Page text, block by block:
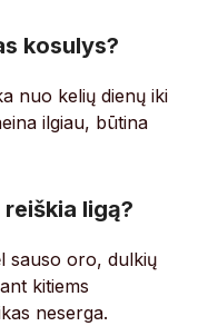
kosulys?
nuo kelių dienų iki
ilgiau, būtina
ligą?
sauso oro, dulkių
kitiems
neserga.